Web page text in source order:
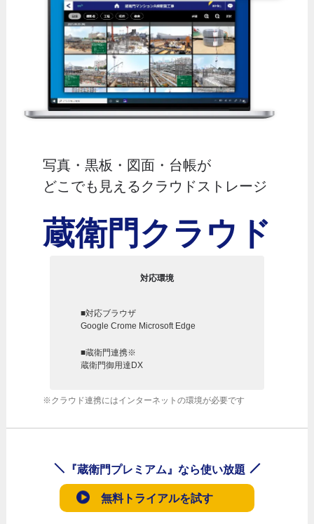
写真・黒板・図面・台帳が
どこでも見えるクラウドストレージ
蔵衛門クラウド
対応環境
■対応ブラウザ
Google Crome Microsoft Edge
■蔵衛門連携※
蔵衛門御用達DX
※クラウド連携にはインターネットの環境が必要です
『蔵衛門プレミアム』なら使い放題
無料トライアルを試す